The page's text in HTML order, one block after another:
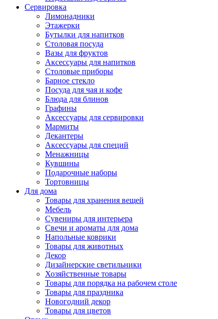
Сервировка
Лимонадники
Этажерки
Бутылки для напитков
Столовая посуда
Вазы для фруктов
Аксессуары для напитков
Столовые приборы
Барное стекло
Посуда для чая и кофе
Блюда для блинов
Графины
Аксессуары для сервировки
Мармиты
Декантеры
Аксессуары для специй
Менажницы
Кувшины
Подарочные наборы
Тортовницы
Для дома
Товары для хранения вещей
Мебель
Сувениры для интерьера
Свечи и ароматы для дома
Напольные коврики
Товары для животных
Декор
Дизайнерские светильники
Хозяйственные товары
Товары для порядка на рабочем столе
Товары для праздника
Новогодний декор
Товары для цветов